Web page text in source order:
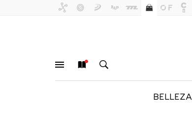
BELLEZA